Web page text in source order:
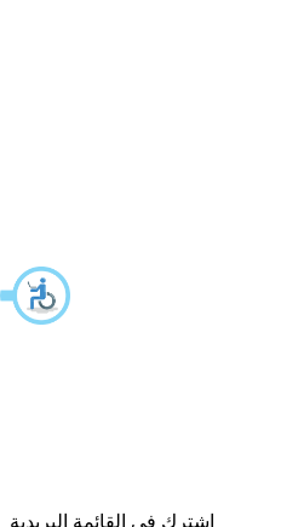
اشترك في القائمة البريدية